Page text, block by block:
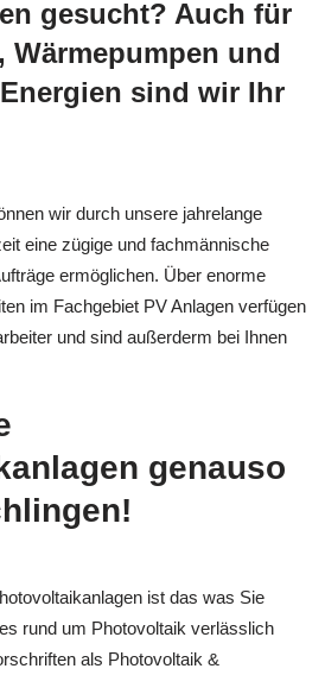
in in
gesucht? Auch für
Wärmepumpen und
sind wir Ihr
wir durch unsere jahrelange
eine zügige und fachmännische
ermöglichen. Über enorme
im Fachgebiet PV Anlagen verfügen
genauso
ist das was Sie